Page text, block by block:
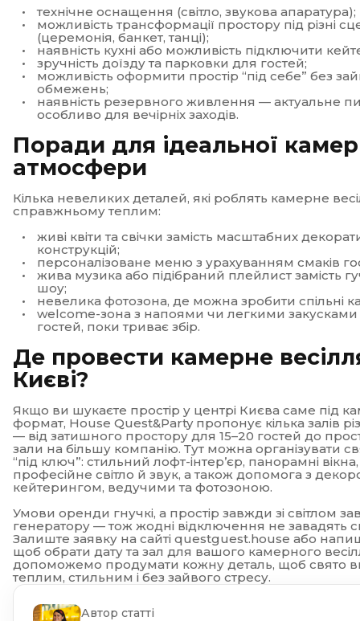
технічне оснащення (світло, звукова апаратура);
можливість трансформації простору під різні
(церемонія, банкет, танці);
наявність кухні або можливість підключити
зручність доїзду та парковки для гостей;
можливість оформити простір “під себе” без
обмежень;
наявність резервного живлення — актуальне
особливо для вечірніх заходів.
Поради для ідеальної
атмосфери
Кілька невеликих деталей, які роблять камерне
справжньому теплим:
живі квіти та свічки замість масштабних
конструкцій;
персоналізоване меню з урахуванням смаків
жива музика або підібраний плейлист замість
шоу;
невелика фотозона, де можна зробити спільні
welcome-зона з напоями чи легкими
гостей, поки триває збір.
Де провести камерне
Києві?
Якщо ви шукаєте простір у центрі Києва саме під
формат, House Quest&Party пропонує кілька залів
— від затишного простору для 15–20 гостей до
зали на більшу компанію. Тут можна організувати
“під ключ”: стильний лофт-інтер’єр, панорамні вікна,
професійне світло й звук, а також допомога з
кейтерингом, ведучими та фотозоною.
Умови оренди гнучкі, а простір завжди зі світлом
генератору — тож жодні відключення не завадять
Залиште заявку на сайті questguest.house або
щоб обрати дату та зал для вашого камерного
допоможемо продумати кожну деталь, щоб свято
теплим, стильним і без зайвого стресу.
Автор статті